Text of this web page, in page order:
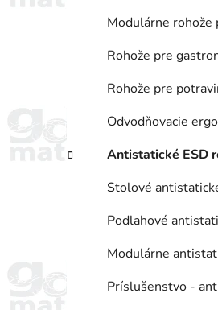
Modulárne rohože
Rohože pre
Rohože pre
Odvodňovacie
Antistatické ESD
Stolové
Podlahové
Modulárne
Príslušenstvo -